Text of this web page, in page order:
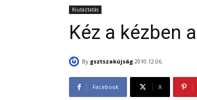
Kiutaztatás
Kéz a kézben
By gsztszakújság 2010.12.06.
Facebook X